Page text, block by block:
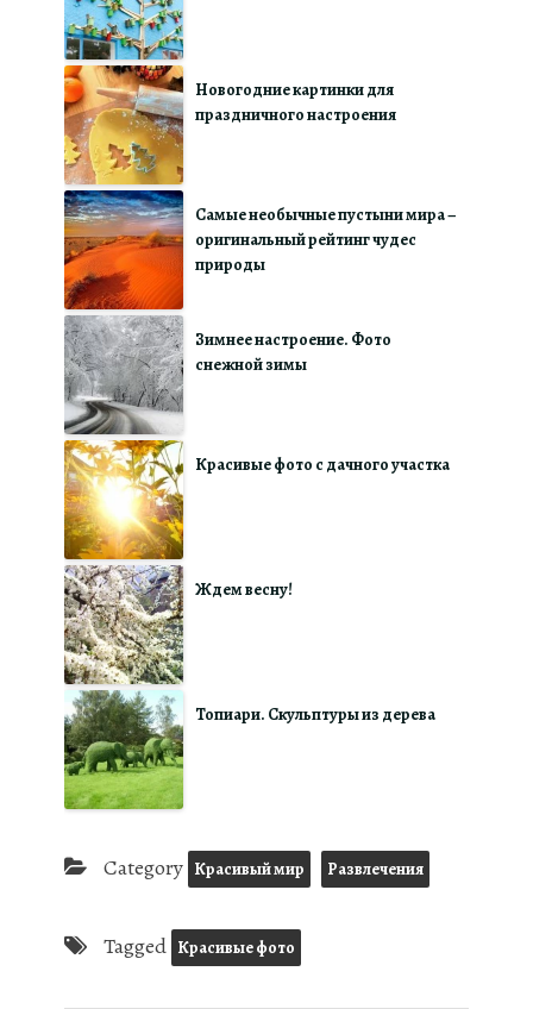
Новогодние картинки для
праздничного настроения
Самые необычные пустыни мира –
оригинальный рейтинг чудес
природы
Зимнее настроение. Фото
снежной зимы
Красивые фото с дачного участка
Ждем весну!
Топиари. Скульптуры из дерева
Category Красивый мир Развлечения
Tagged Красивые фото